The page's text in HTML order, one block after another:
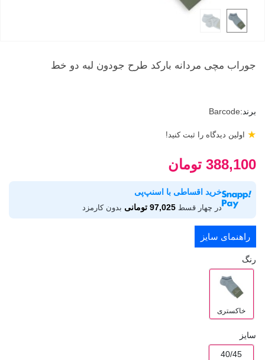
جوراب مچی مردانه بارکد طرح جودون لبه دو خط
برند:Barcode
اولین دیدگاه را ثبت کنید! ★
388,100 تومان
خرید اقساطی با اسنپ‌پی
در چهار قسط 97,025 تومانی بدون کارمزد
راهنمای سایز
رنگ
خاکستری
سایز
40/45